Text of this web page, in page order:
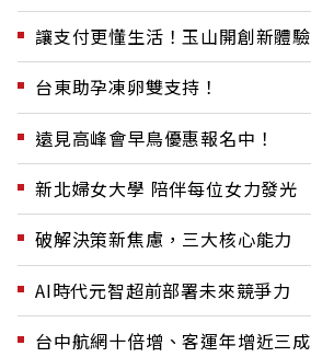
讓支付更懂生活！玉山開創新體驗
台東助孕凍卵雙支持！
遠見高峰會早鳥優惠報名中！
新北婦女大學 陪伴每位女力發光
破解決策新焦慮，三大核心能力
AI時代元智超前部署未來競爭力
台中航網十倍增、客運年增近三成